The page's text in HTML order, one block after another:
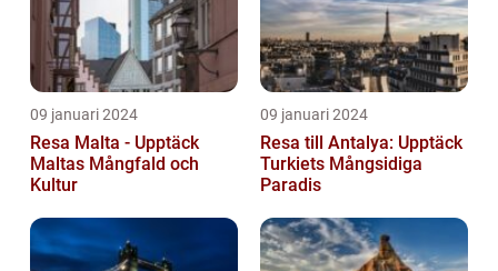
09 januari 2024
Resa Malta - Upptäck
Maltas Mångfald och
Kultur
09 januari 2024
Resa till Antalya: Upptäck
Turkiets Mångsidiga
Paradis